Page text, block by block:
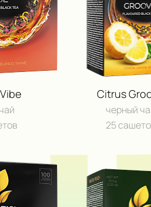
Citrus
черный
25